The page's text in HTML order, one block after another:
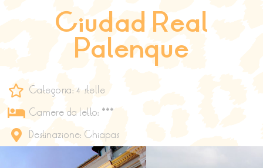
Ciudad Real
Palenque
Categoria: 4 stelle
Camere da letto: ***
Destinazione: Chiapas